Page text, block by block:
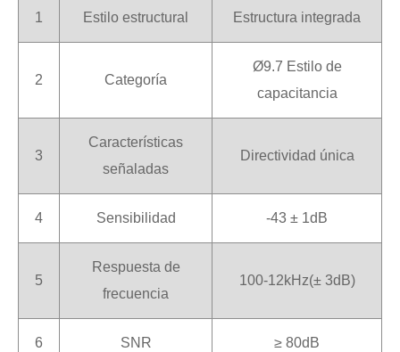
1 Estilo estructural Estructura integrada
2 Categoría
Ø9.7 Estilo de
capacitancia
3
Características
señaladas
Directividad única
4 Sensibilidad -43 ± 1dB
5
Respuesta de
frecuencia
100-12kHz(± 3dB)
6 SNR ≥ 80dB